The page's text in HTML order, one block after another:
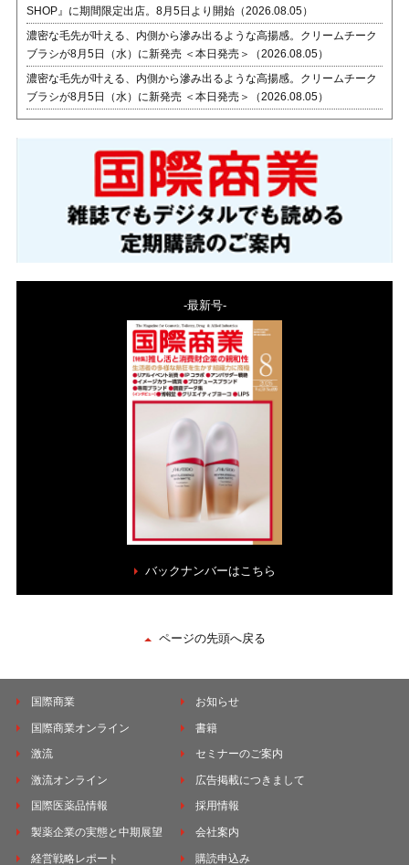
SHOP』に期間限定出店。8月5日より開始（2026.08.05）
濃密な毛先が叶える、内側から滲み出るような高揚感。クリームチーク
ブラシが8月5日（水）に新発売 ＜本日発売＞（2026.08.05）
濃密な毛先が叶える、内側から滲み出るような高揚感。クリームチーク
ブラシが8月5日（水）に新発売 ＜本日発売＞（2026.08.05）
-最新号-
バックナンバーはこちら
ページの先頭へ戻る
国際商業
国際商業オンライン
激流
激流オンライン
国際医薬品情報
製薬企業の実態と中期展望
経営戦略レポート
お知らせ
書籍
セミナーのご案内
広告掲載につきまして
採用情報
会社案内
購読申込み